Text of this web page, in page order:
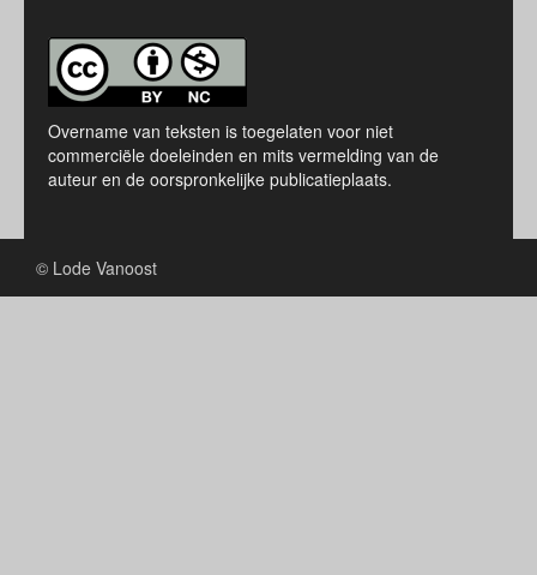
Overname van teksten is toegelaten voor niet
commerciële doeleinden en mits vermelding van de
auteur en de oorspronkelijke publicatieplaats.
© Lode Vanoost